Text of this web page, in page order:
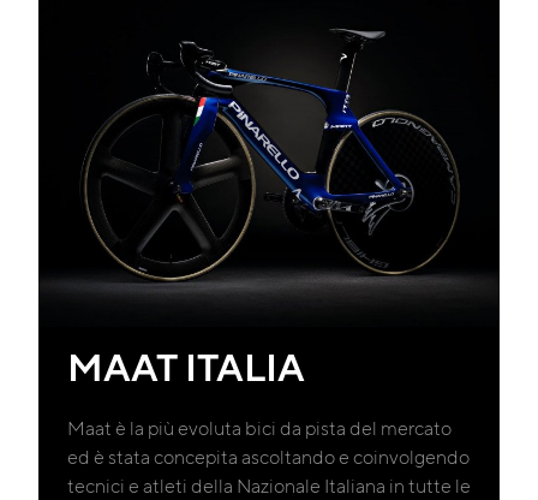
MAAT ITALIA
Maat è la più evoluta bici da pista del mercato
ed è stata concepita ascoltando e coinvolgendo
tecnici e atleti della Nazionale Italiana in tutte le